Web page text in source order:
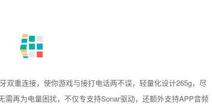
双重连接，使你游戏与接打电话两不误，轻量化设计265g，尽
再为电量困扰，不仅专支持Sonar驱动，还额外支持APP音频